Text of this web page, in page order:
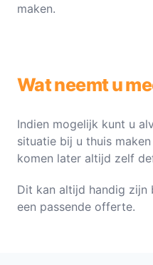
maken.
Wat neemt u
Indien mogelijk kunt u
situatie bij u thuis
komen later altijd zelf
Dit kan altijd handig zijn
een passende offerte.